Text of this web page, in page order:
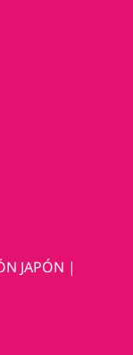
JAPÓN |